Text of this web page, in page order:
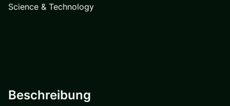
Science & Technology
Beschreibung